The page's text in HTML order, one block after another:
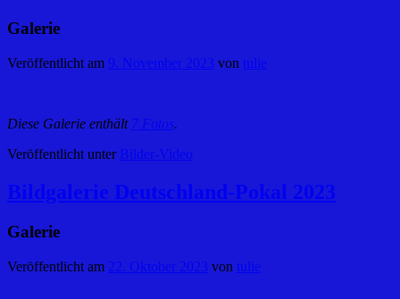
Galerie
Veröffentlicht am 9. November 2023 von tulie
Diese Galerie enthält 7 Fotos.
Veröffentlicht unter Bilder-Video
Bildgalerie Deutschland-Pokal 2023
Galerie
Veröffentlicht am 22. Oktober 2023 von tulie